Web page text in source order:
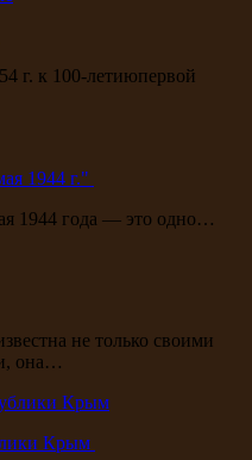
г. к 100-летиюпервой
1944 г."
1944 года — это одно…
не только своими
она…
Крым